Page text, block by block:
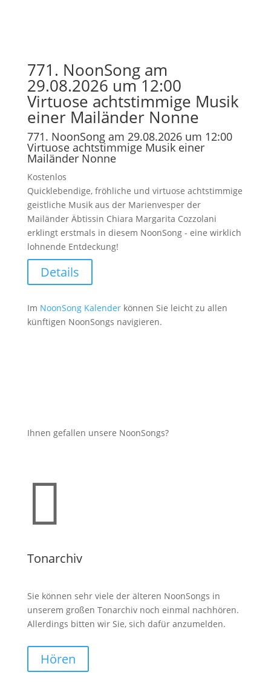
771. NoonSong am
29.08.2026 um 12:00
Virtuose achtstimmige Musik
einer Mailänder Nonne
771. NoonSong am 29.08.2026 um 12:00
Virtuose achtstimmige Musik einer
Mailänder Nonne
Kostenlos
Quicklebendige, fröhliche und virtuose achtstimmige
geistliche Musik aus der Marienvesper der
Mailänder Äbtissin Chiara Margarita Cozzolani
erklingt erstmals in diesem NoonSong - eine wirklich
lohnende Entdeckung!
Details
Im NoonSong Kalenderkönnen Sie leicht zu allen
künftigen NoonSongs navigieren.
Ihnen gefallen unsere NoonSongs?

Tonarchiv
Sie können sehr viele der älteren NoonSongs in
unserem großen Tonarchiv noch einmal nachhören.
Allerdings bitten wir Sie, sich dafür anzumelden.
Hören